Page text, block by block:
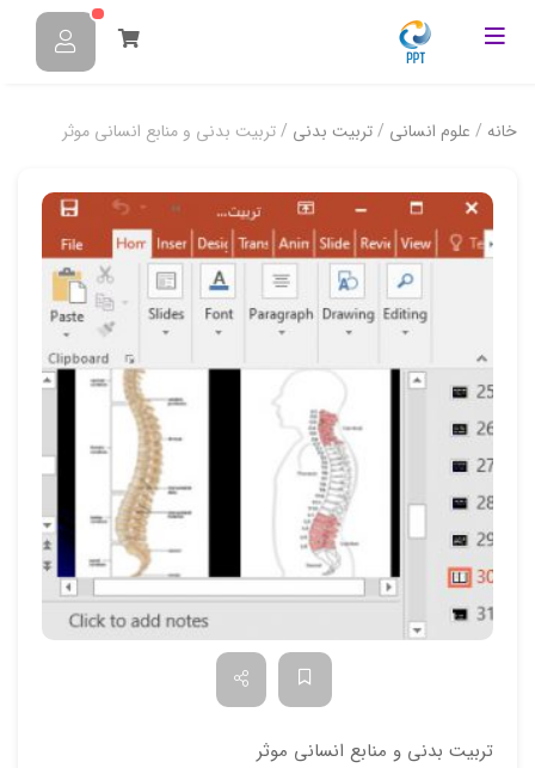
خانه / علوم انسانی /تربیت بدنی / تربیت بدنی و منابع انسانی موثر
تربیت بدنی و منابع انسانی موثر